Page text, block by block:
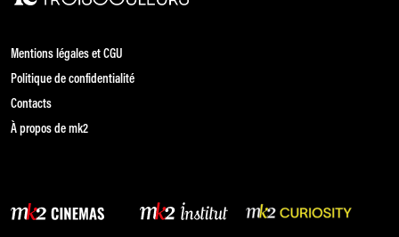
Mentions légales et CGU
Politique de confidentialité
Contacts
À propos de mk2